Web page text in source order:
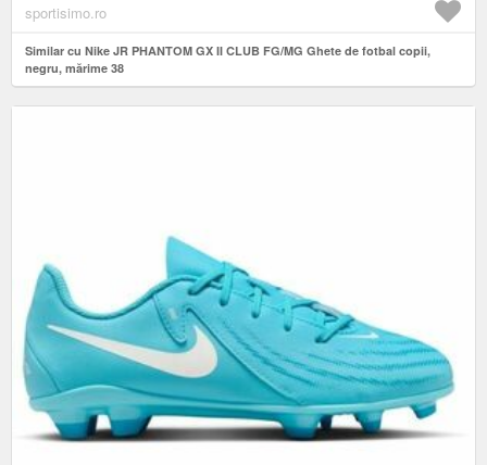
sportisimo.ro
Similar cu Nike JR PHANTOM GX II CLUB FG/MG Ghete de fotbal copii,
negru, mărime 38